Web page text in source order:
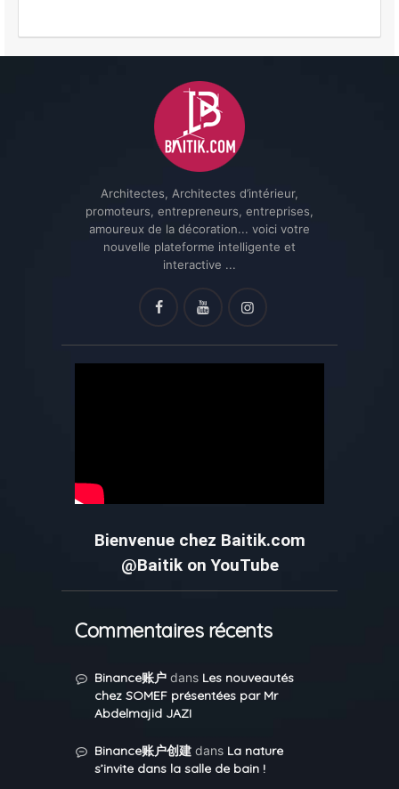
Architectes, Architectes d’intérieur,
promoteurs, entrepreneurs, entreprises,
amoureux de la décoration... voici votre
nouvelle plateforme intelligente et
interactive ...
Bienvenue chez Baitik.com
@Baitik on YouTube
Commentaires récents
Binance账户dans Les nouveautés
chez SOMEF présentées par Mr
Abdelmajid JAZI
Binance账户创建dans La nature
s’invite dans la salle de bain !